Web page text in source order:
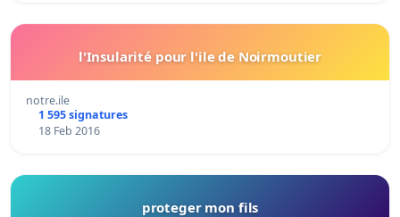
l'Insularité pour l'ile de Noirmoutier
notre.ile
1 595 signatures
18 Feb 2016
proteger mon fils